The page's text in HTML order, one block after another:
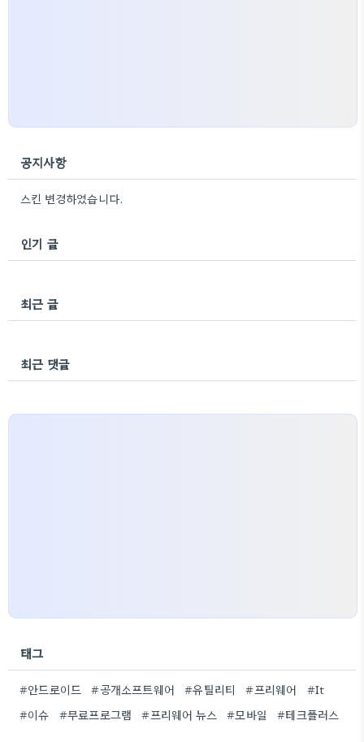
공지사항
스킨 변경하였습니다.
인기 글
최근 글
최근 댓글
태그
#안드로이드 #공개소프트웨어 #유틸리티 #프리웨어
#It
#이슈
#무료프로그램 #프리웨어 뉴스 #모바일 #테크플러스